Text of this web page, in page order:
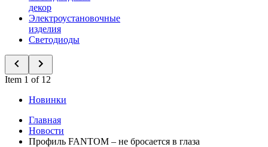
декор
Электроустановочные
изделия
Светодиоды
Item 1 of 12
Новинки
Главная
Новости
Профиль FANTOM – не бросается в глаза